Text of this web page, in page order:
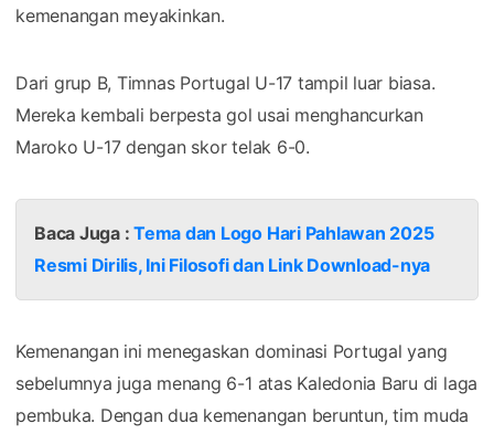
kemenangan meyakinkan.
Dari grup B, Timnas Portugal U-17 tampil luar biasa.
Mereka kembali berpesta gol usai menghancurkan
Maroko U-17 dengan skor telak 6-0.
Baca Juga :Tema dan Logo Hari Pahlawan 2025
Resmi Dirilis, Ini Filosofi dan Link Download-nya
Kemenangan ini menegaskan dominasi Portugal yang
sebelumnya juga menang 6-1 atas Kaledonia Baru di laga
pembuka. Dengan dua kemenangan beruntun, tim muda